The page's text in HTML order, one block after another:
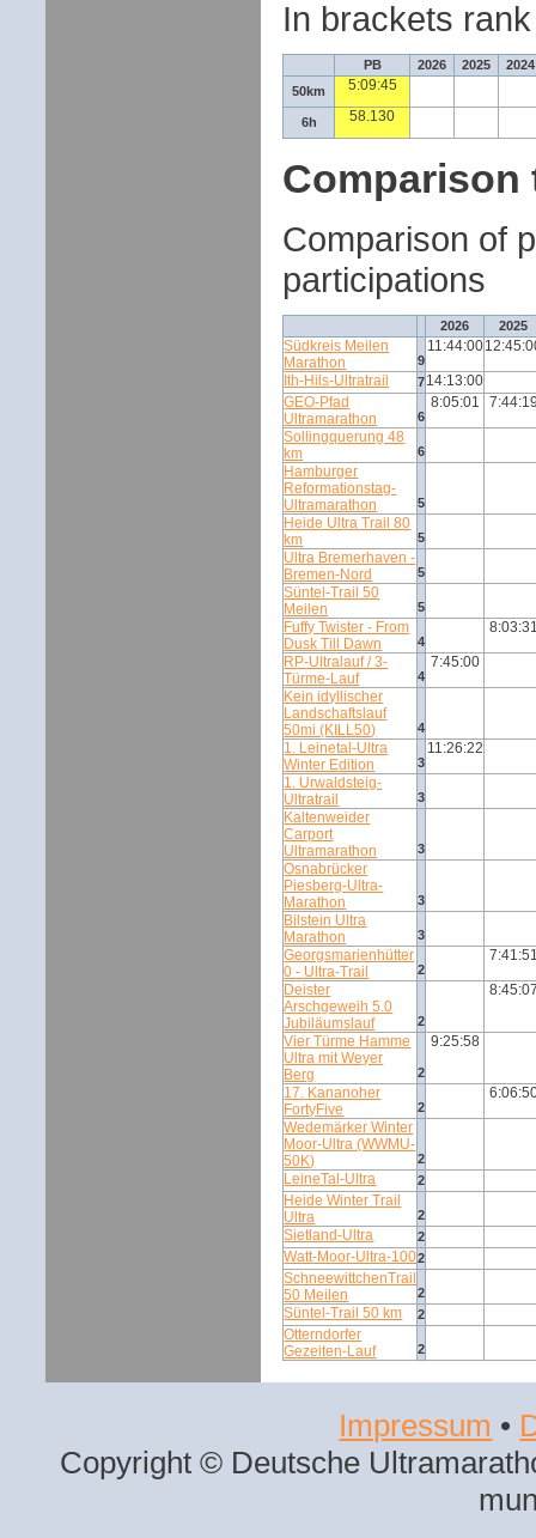
In brackets
PB 2026 2025
2024
50km
5:09:45
6h 58.130
Comparison
Comparison of
participations
2026 2025
Südkreis Meilen
Marathon
9
11:44:00
Ith-Hils-Ultratrail 714:13:00
GEO-Pfad
Ultramarathon
6
8:05:01
Sollingquerung 48
km
6
Hamburger
Reformationstag-
Ultramarathon
5
Heide Ultra Trail 80
km
5
Ultra Bremerhaven -
Bremen-Nord
5
Süntel-Trail 50
Meilen
5
Fuffy Twister - From
Dusk Till Dawn
4
RP-Ultralauf / 3-
Türme-Lauf
4
7:45:00
Kein idyllischer
Landschaftslauf
50mi (KILL50)
4
1. Leinetal-Ultra
Winter Edition
3
11:26:22
1. Urwaldsteig-
Ultratrail
3
Kaltenweider
Carport
Ultramarathon
3
Osnabrücker
Piesberg-Ultra-
Marathon
3
Bilstein Ultra
Marathon
3
Georgsmarienhütter
0 - Ultra-Trail
2
Deister
Arschgeweih 5.0
Jubiläumslauf
2
Vier Türme Hamme
Ultra mit Weyer
Berg
2
9:25:58
17. Kananoher
FortyFive
2
Wedemärker Winter
Moor-Ultra (WWMU-
50K)
2
LeineTal-Ultra 2
Heide Winter Trail
Ultra
2
Sietland-Ultra 2
Watt-Moor-Ultra-1002
SchneewittchenTrail
50 Meilen
2
Süntel-Trail 50 km 2
Otterndorfer
Gezeiten-Lauf
2
Impressum •
Copyright © Deutsche